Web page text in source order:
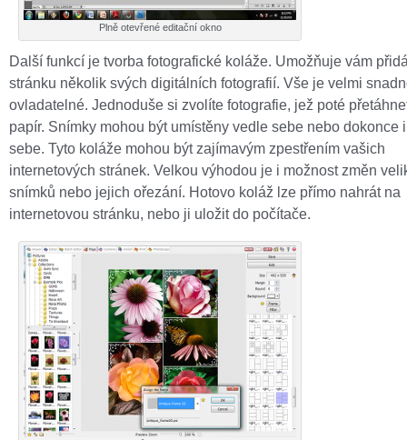
Plně otevřené editační okno
Další funkcí je tvorba fotografické koláže. Umožňuje vám
stránku několik svých digitálních fotografií. Vše je velmi
ovladatelné. Jednoduše si zvolíte fotografie, jež poté
papír. Snímky mohou být umístěny vedle sebe nebo dokonce
sebe. Tyto koláže mohou být zajímavým zpestřením vašich
internetových stránek. Velkou výhodou je i možnost změn
snímků nebo jejich ořezání. Hotovo koláž lze přímo nahrát na
internetovou stránku, nebo ji uložit do počítače.